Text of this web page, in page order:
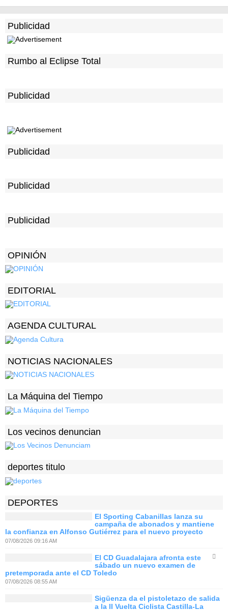
Publicidad
Rumbo al Eclipse Total
Publicidad
Publicidad
Publicidad
Publicidad
OPINIÓN
EDITORIAL
AGENDA CULTURAL
NOTICIAS NACIONALES
La Máquina del Tiempo
Los vecinos denuncian
deportes titulo
DEPORTES
El Sporting Cabanillas lanza su
campaña de abonados y mantiene
la confianza en Alfonso Gutiérrez para el nuevo proyecto
07/08/2026 09:16 AM
El CD Guadalajara afronta este
sábado un nuevo examen de
pretemporada ante el CD Toledo
07/08/2026 08:55 AM
Sigüenza da el pistoletazo de salida
a la II Vuelta Ciclista Castilla-La